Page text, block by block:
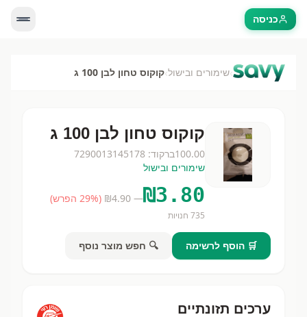
כניסה
›שימורים ובישול›קוקוס טחון לבן 100 ג
קוקוס טחון לבן 100 ג
100.00ברקוד: 7290013145178
שימורים ובישול
₪3.80
— ₪
4.90
(
29% הפרש)
735 חנויות
🛒 הוסף לרשימה 🔍 חפש מוצר נוסף
ערכים תזונתיים